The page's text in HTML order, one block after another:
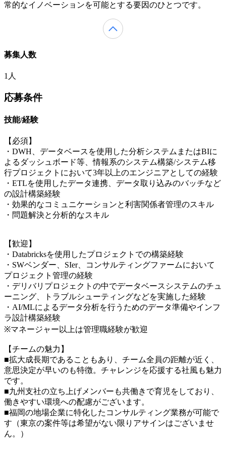
常的なイノベーションを可能とする要因のひとつです。
募集人数
1人
応募条件
技能/経験
【必須】
・DWH、データベースを使用した分析システムまたはBIに
よるダッシュボード等、情報系のシステム構築/システム移
行プロジェクトにおいて3年以上のエンジニアとしての経験
・ETLを使用したデータ連携、データ取り込みのバッチなど
の設計構築経験
・効果的なコミュニケーションと利害関係者管理のスキル
・問題解決と分析的なスキル
【歓迎】
・Databricksを使用したプロジェクトでの構築経験
・SWベンダー、SIer、コンサルティングファームにおいて
プロジェクト管理の経験
・デリバリプロジェクトの中でデータベースシステムのチュ
ーニング、トラブルシューティングなどを実施した経験
・AI/MLによるデータ分析を行うためのデータ準備やインフ
ラ設計構築経験
※マネージャー以上は管理職経験が歓迎
【チームの魅力】
■拡大成長期であることもあり、チーム全員の距離が近く、
意思決定が早いのも特徴。チャレンジを応援する社風も魅力
です。
■九州支社の立ち上げメンバーも共働きで育児をしており、
働きやすい環境への配慮がございます。
■福岡の地場企業に特化したコンサルティング業務が可能で
す（東京の案件等は希望がない限りアサインはございませ
ん。）